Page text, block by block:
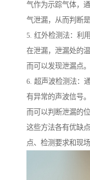
气作为示踪气体，
气泄漏，从而判断
5. 红外检测法：利
在泄漏，泄漏处的
而可以发现泄漏点。
6. 超声波检测法：
有异常的声波信号
而可以判断泄漏的位
这些方法各有优缺
点、检测要求和现